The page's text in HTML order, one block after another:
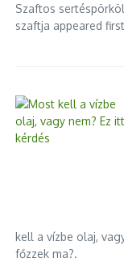
Szaftos
szaftja appeared
kell a vízbe olaj,
főzzek ma?.